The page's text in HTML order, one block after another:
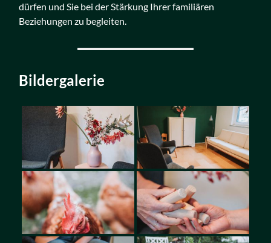
dürfen und Sie bei der Stärkung Ihrer familiären
Beziehungen zu begleiten.
Bildergalerie